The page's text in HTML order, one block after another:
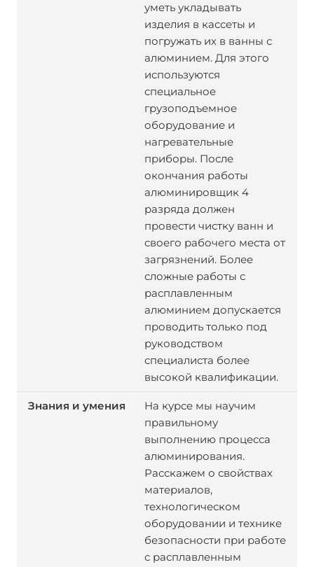
уметь укладывать
изделия в кассеты и
погружать их в ванны с
алюминием. Для этого
используются
специальное
грузоподъемное
оборудование и
нагревательные
приборы. После
окончания работы
алюминировщик 4
разряда должен
провести чистку ванн и
своего рабочего места от
загрязнений. Более
сложные работы с
расплавленным
алюминием допускается
проводить только под
руководством
специалиста более
высокой квалификации.
На курсе мы научим
правильному
выполнению процесса
алюминирования.
Расскажем о свойствах
материалов,
технологическом
оборудовании и технике
безопасности при работе
с расплавленным